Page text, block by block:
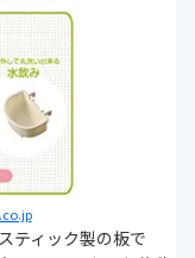
ティック製の板で